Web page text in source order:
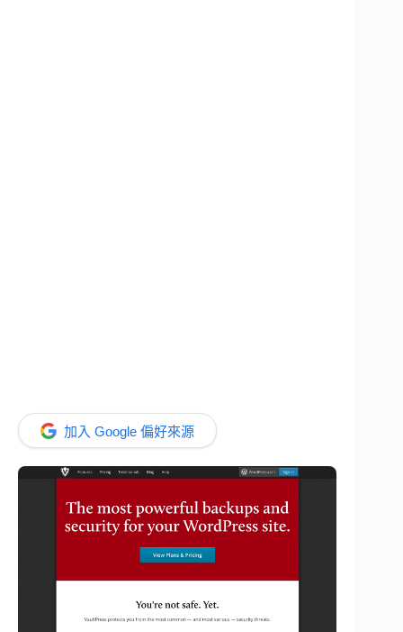
加入 Google 偏好來源